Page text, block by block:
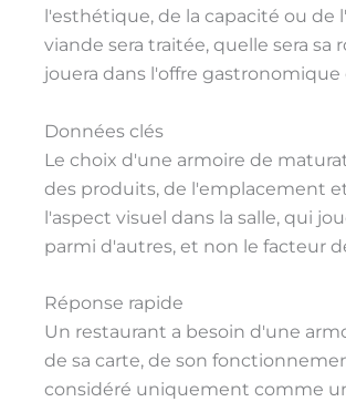
l'esthétique, de la capacité ou
viande sera traitée, quelle sera
jouera dans l'offre
Données clés
Le choix d'une armoire de
des produits, de l'emplacement
l'aspect visuel dans la salle, qui
parmi d'autres, et non le facteur
Réponse rapide
Un restaurant a besoin d'une
de sa carte, de son
considéré uniquement comme